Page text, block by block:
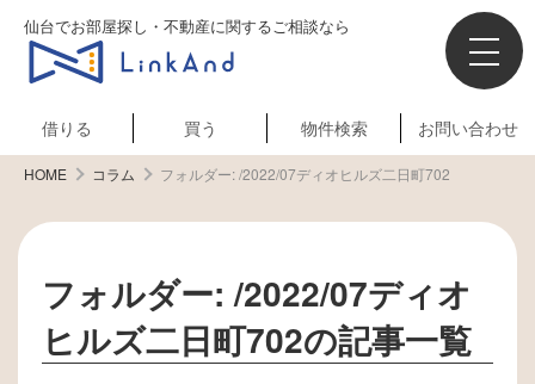
仙台でお部屋探し・不動産に関するご相談なら
借りる 買う 物件検索 お問い合わせ
HOME コラム フォルダー:/2022/07ディオヒルズ⼆⽇町702
フォルダー:/2022/07ディオ
ヒルズ⼆⽇町702の記事一覧